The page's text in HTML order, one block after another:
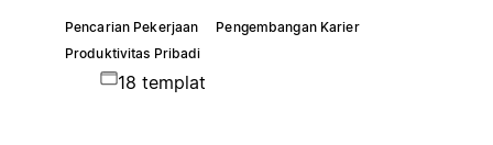
Pencarian Pekerjaan
Pengembangan Karier
Produktivitas Pribadi
18 templat